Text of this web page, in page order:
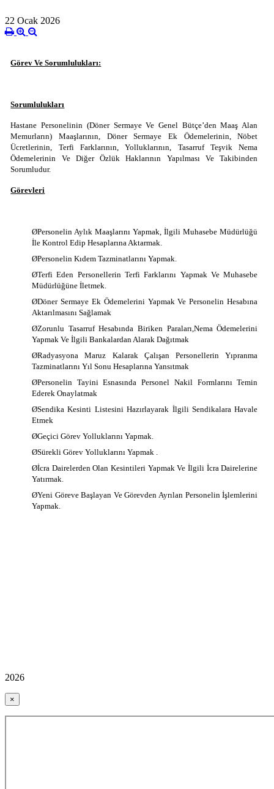
22 Ocak 2026
Görev Ve Sorumlulukları:
Sorumlulukları
Hastane Personelinin (Döner Sermaye Ve Genel Bütçe’den Maaş Alan
Memurların) Maaşlarının, Döner Sermaye Ek Ödemelerinin, Nöbet
Ücretlerinin, Terfi Farklarının, Yolluklarının, Tasarruf Teşvik Nema
Ödemelerinin Ve Diğer Özlük Haklarının Yapılması Ve Takibinden
Sorumludur.
Görevleri
ØPersonelin Aylık Maaşlarını Yapmak, İlgili Muhasebe Müdürlüğü
İle Kontrol Edip Hesaplarına Aktarmak.
ØPersonelin Kıdem Tazminatlarını Yapmak.
ØTerfi Eden Personellerin Terfi Farklarını Yapmak Ve Muhasebe
Müdürlüğüne İletmek.
ØDöner Sermaye Ek Ödemelerini Yapmak Ve Personelin Hesabına
Aktarılmasını Sağlamak
ØZorunlu Tasarruf Hesabında Biriken Paraları,Nema Ödemelerini
Yapmak Ve İlgili Bankalardan Alarak Dağıtmak
ØRadyasyona Maruz Kalarak Çalışan Personellerin Yıpranma
Tazminatlarını Yıl Sonu Hesaplarına Yansıtmak
ØPersonelin Tayini Esnasında Personel Nakil Formlarını Temin
Ederek Onaylatmak
ØSendika Kesinti Listesini Hazırlayarak İlgili Sendikalara Havale
Etmek
ØGeçici Görev Yolluklarını Yapmak.
ØSürekli Görev Yolluklarını Yapmak .
Øİcra Dairelerden Olan Kesintileri Yapmak Ve İlgili İcra Dairelerine
Yatırmak.
ØYeni Göreve Başlayan Ve Görevden Ayrılan Personelin İşlemlerini
Yapmak.
2026
×